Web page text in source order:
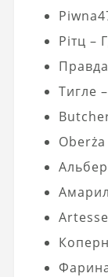
Рітц –
Тигле